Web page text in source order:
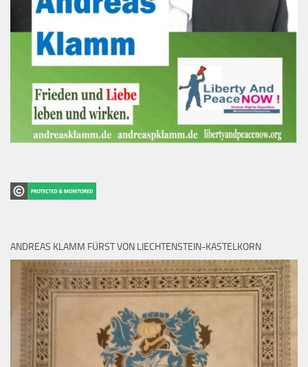
ANDREAS KLAMM FÜRST VON LIECHTENSTEIN-KASTELKORN